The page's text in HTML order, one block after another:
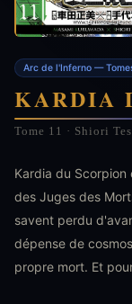
Arc de l'Inferno —
KARDIA
Tome 11 · Shiori
Kardia du
des Juges des
savent perdu
dépense de
propre mort. Et